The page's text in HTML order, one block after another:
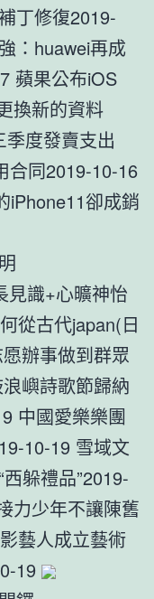
丁修復2019-
：huawei再成
蘋果公布iOS
換新的資料
季度發賣支出
合同2019-10-16
iPhone11卻成銷
見識+心曠神怡
從古代japan(日
辦事做到群眾
嶼詩歌節歸納
中國愛樂樂團
10-19 雪域文
躲禮品”2019-
力少年不讓陳舊
藝人成立藝術
19